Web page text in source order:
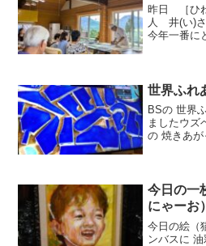
昨日 ［ひ
人 井(い)さ
今年一番に
す ↓。野
世界ふれ
BSの 世界
ましたウズ
の 焼きあが
な〜…タイ
今日の一
にゃーお）
今日の絵（
ンバスに 油